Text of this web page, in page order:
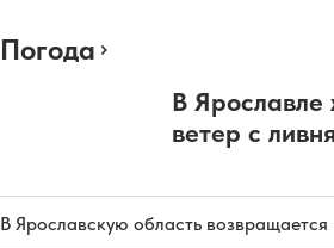
Погода
В
ветер с
В Ярославскую область возвращается